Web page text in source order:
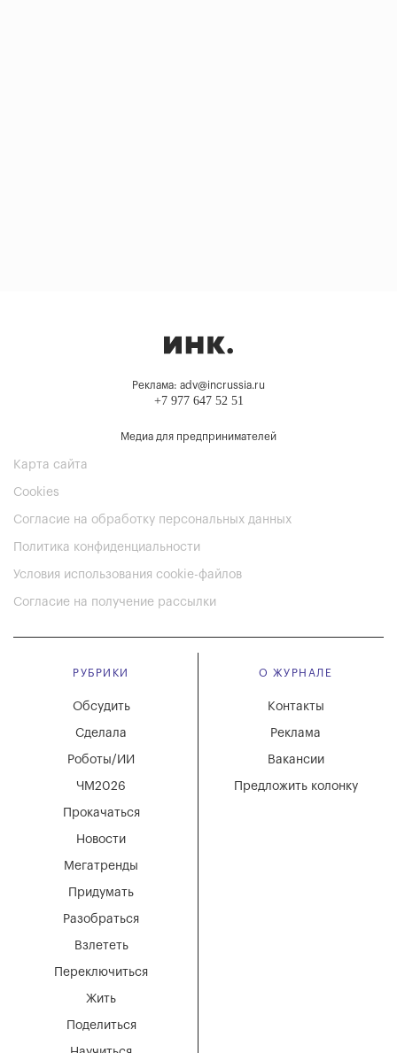
Реклама: adv@incrussia.ru
+7 977 647 52 51
Медиа для предпринимателей
Карта сайта
Cookies
Согласие на обработку персональных данных
Политика конфиденциальности
Условия использования cookie-файлов
Согласие на получение рассылки
РУБРИКИ
Мегатренды
Придумать
Разобраться
Взлететь
Новости
Переключиться
Жить
Поделиться
Обсудить
Сделала
Роботы/ИИ
ЧМ2026
Прокачаться
О ЖУРНАЛЕ
Вакансии
Реклама
Контакты
Предложить колонку